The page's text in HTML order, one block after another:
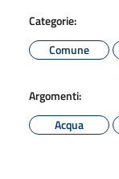
Categorie:
Comune
Argomenti:
Acqua